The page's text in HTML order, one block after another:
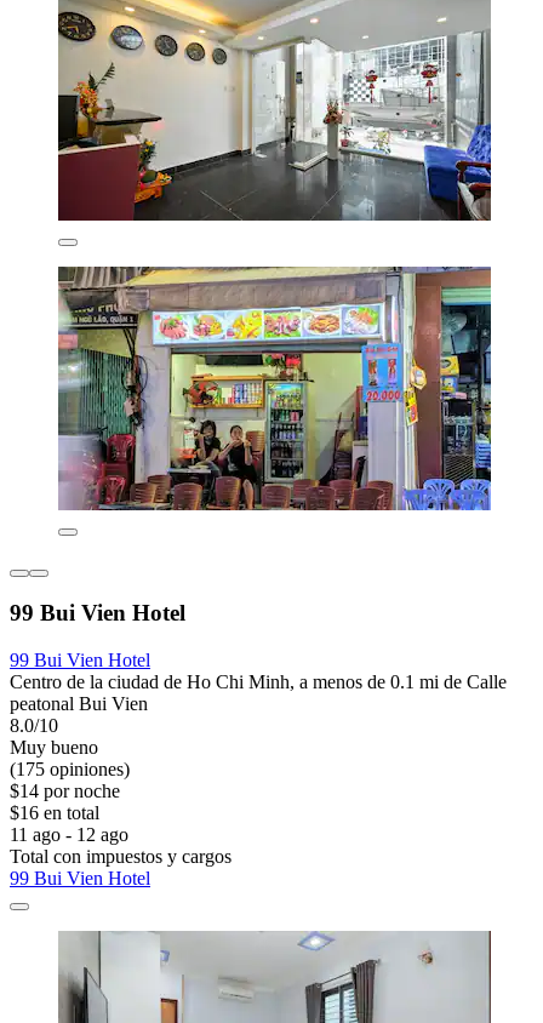
99 Bui Vien Hotel
99 Bui Vien Hotel
Centro de la ciudad de Ho Chi Minh, a menos de 0.1 mi de Calle
peatonal Bui Vien
8.0/10
Muy bueno
(175 opiniones)
$14 por noche
$16 en total
11 ago - 12 ago
Total con impuestos y cargos
99 Bui Vien Hotel